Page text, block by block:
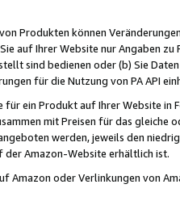
Produkten können
auf Ihrer Website nur Angaben
sind bedienen oder (b) Sie
für die Nutzung von PA API
für ein Produkt auf Ihrer Website
mit Preisen für das
werden, jeweils den
der Amazon-Website erhältlich ist.
Amazon oder Verlinkungen von